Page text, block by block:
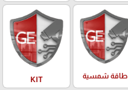
طاقة شمسية KIT